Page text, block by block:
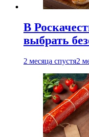
В
выбрать
2 месяца спустя2